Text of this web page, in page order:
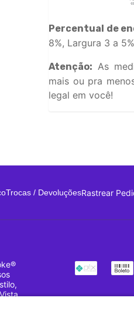
Percentual de
8%, Largura 3 a
Atenção: As
mais ou pra
legal em você!
Trocas / DevoluçõesRastrear